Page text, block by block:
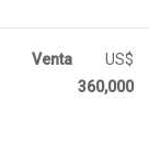
Venta
US$
360,000